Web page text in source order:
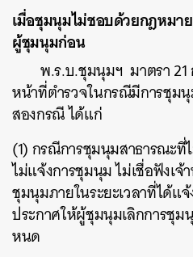
เมื่อชุมนุมไม่ชอบด้วยกฎหมาย
ผู้ชุมนุมก่อน
พ.ร.บ.ชุมนุมฯ มาตรา
หน้าที่ตำรวจในกรณีมีการชุม
สองกรณี ได้แก่
(1) กรณีการชุมนุมสาธารณะ
ไม่แจ้งการชุมนุม ไม่เชื่อฟังเจ้
ชุมนุมภายในระยะเวลาที่ได้แ
ประกาศให้ผู้ชุมนุมเลิกการชุม
หนด